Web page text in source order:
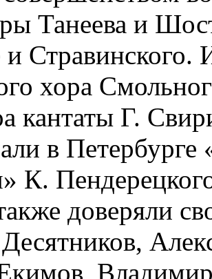
Танеева и
Стравинского.
хора
кантаты Г.
в
К.
доверяли